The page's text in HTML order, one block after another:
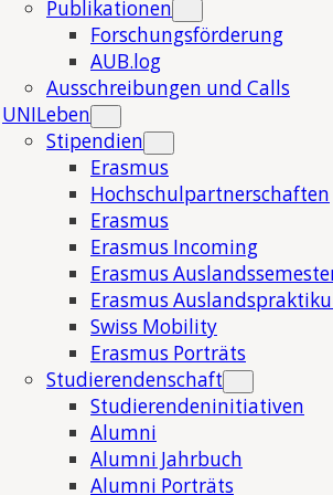
Publikationen
Forschungsförderung
AUB.log
Ausschreibungen und Calls
UNILeben
Stipendien
Erasmus
Hochschulpartnerschaften
Erasmus
Erasmus Incoming
Erasmus
Erasmus
Swiss Mobility
Erasmus Porträts
Studierendenschaft
Studierendeninitiativen
Alumni
Alumni Jahrbuch
Alumni Porträts